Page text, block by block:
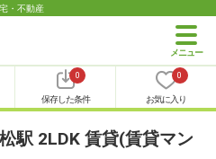
・不動産
0
保存した条件
0
お気に入り
駅 2LDK 賃貸(賃貸マン